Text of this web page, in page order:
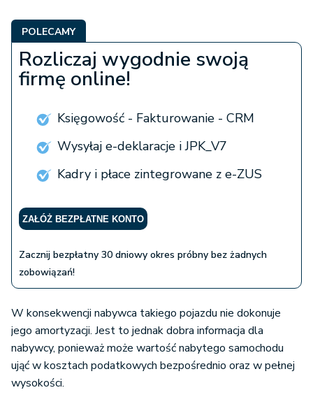
POLECAMY
Rozliczaj wygodnie swoją
firmę online!
Księgowość - Fakturowanie - CRM
Wysyłaj e-deklaracje i JPK_V7
Kadry i płace zintegrowane z e-ZUS
ZAŁÓŻ BEZPŁATNE KONTO
Zacznij bezpłatny 30 dniowy okres próbny bez żadnych
zobowiązań!
W konsekwencji nabywca takiego pojazdu nie dokonuje
jego amortyzacji. Jest to jednak dobra informacja dla
nabywcy, ponieważ może wartość nabytego samochodu
ująć w kosztach podatkowych bezpośrednio oraz w pełnej
wysokości.